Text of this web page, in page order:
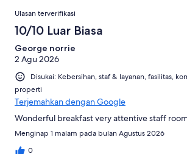
dari
ulasan
Ulasan
Ulasan terverifikasi
10/10 Luar Biasa
George norrie
2 Agu 2026
Disukai: Kebersihan, staf & layanan, fasilitas,
properti
Terjemahkan dengan Google
Wonderful breakfast very attentive staff
Menginap 1 malam pada bulan Agustus 2026
0